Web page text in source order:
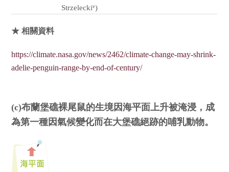
Strzeleckiv)
★ 相關資料
https://climate.nasa.gov/news/2462/climate-change-may-shrink-
adelie-penguin-range-by-end-of-century/
(c)布蘭堡礁裸尾鼠的生境因海平面上升被淹浸，成
為第一種因氣候變化而在大堡礁絕跡的哺乳動物。